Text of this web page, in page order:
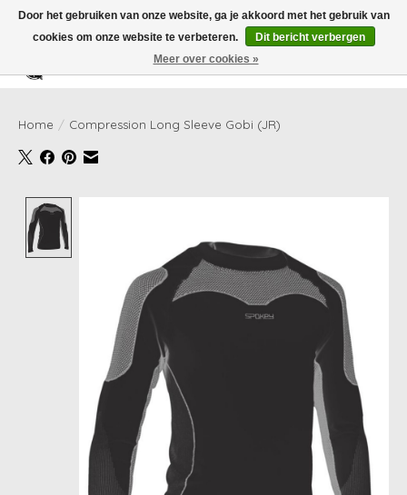
Verlanglijst
Home / Compression Long Sleeve Gobi (JR)
Door het gebruiken van onze website, ga je akkoord met het gebruik van
cookies om onze website te verbeteren.
Dit bericht verbergen
Meer over cookies »